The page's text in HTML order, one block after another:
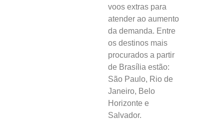
voos extras para
atender ao aumento
da demanda. Entre
os destinos mais
procurados a partir
de Brasília estão:
São Paulo, Rio de
Janeiro, Belo
Horizonte e
Salvador.